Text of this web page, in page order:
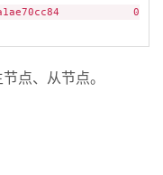
0
点、从节点。